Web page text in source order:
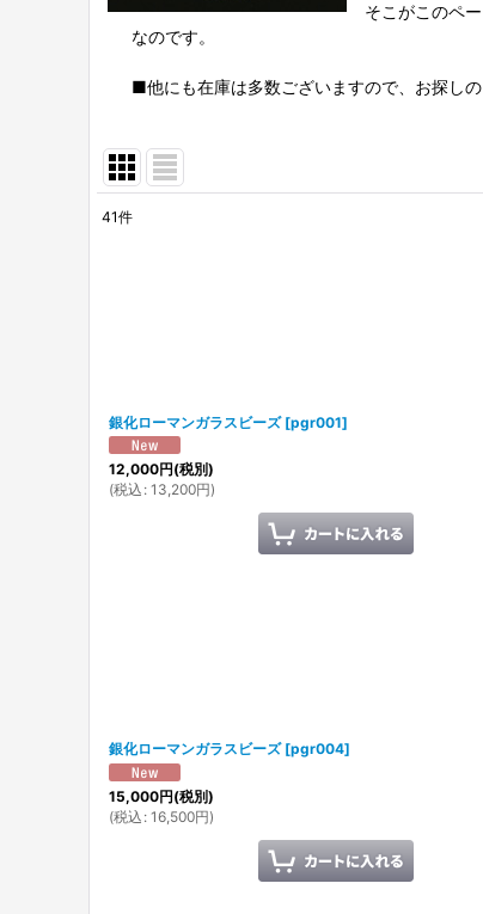
そこがこのペ
なのです。
■他にも在庫は多数ございますので、お探し
41件
銀化ローマンガラスビーズ [pgr001]
12,000円(税別)
(税込 : 13,200円)
銀化ローマンガラスビーズ [pgr004]
15,000円(税別)
(税込 : 16,500円)